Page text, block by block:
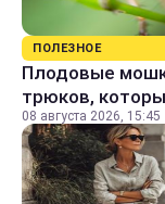
ПОЛЕЗНОЕ
Плодовые
трюков,
08 августа 2026, 15:45